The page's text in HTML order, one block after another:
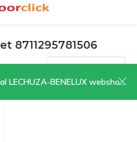
webshop | CLICK HERE NOW!
8711295781506
op: